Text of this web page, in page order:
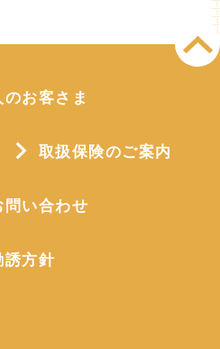
のお客さま
取扱保険のご案内
問い合わせ
誘方針